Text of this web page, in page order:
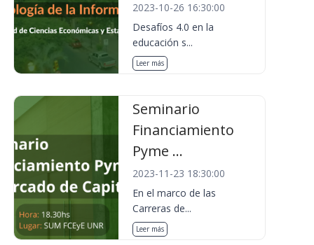
2023-10-26 16:30:00
Desafíos 4.0 en la
educación s...
Leer más
Seminario
Financiamiento
Pyme ...
2023-11-23 18:30:00
En el marco de las
Carreras de...
Leer más